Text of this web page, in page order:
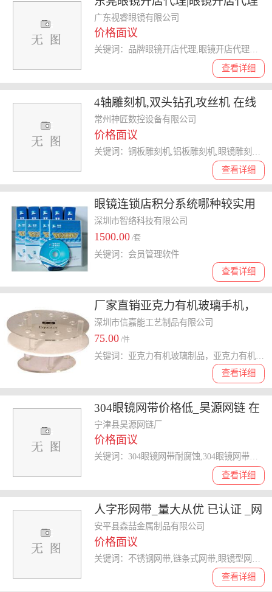
招商|GLS眼镜 优质商家
广东视睿眼镜有限公司
价格面议
查看详细
关键词：品牌眼镜开店代理,眼镜开店代理招商,眼镜开店代理*,眼镜开店代理
4轴雕刻机,双头钻孔攻丝机 在线
咨询 ,金华雕刻机
常州神匠数控设备有限公司
价格面议
查看详细
眼镜连锁店积分系统哪种较实用
深圳市智络科技有限公司
1500.00 /套
查看详细
关键词：会员管理软件
厂家直销亚克力有机玻璃手机，
眼镜展示架
深圳市信嘉能工艺制品有限公司
75.00 /件
查看详细
304眼镜网带价格低_昊源网链 在
线咨询 _304眼镜网带
宁津县昊源网链厂
价格面议
查看详细
关键词：304眼镜网带耐腐蚀,304眼镜网带价格低,304眼镜网带耐用,304眼镜网带
人字形网带_量大从优 已认证 _网
带
安平县森喆金属制品有限公司
价格面议
查看详细